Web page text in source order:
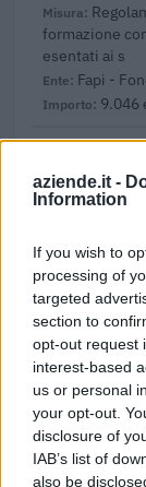
aziende.it -
Information
If you wish to
processing of
targeted
section to
opt-out request
interest-based
us or personal
your opt-out.
disclosure of
IAB’s list of
also be
formazione
esentati ai s
Fapi -
9.046
per
1.529
2025-01-
(24FI)
Camera
Agricoltura di
2.000
2024-